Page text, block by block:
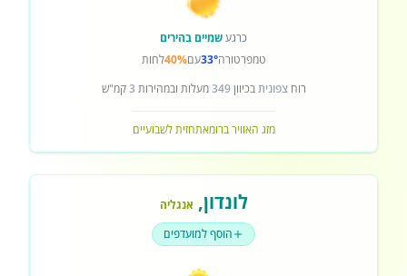
כרגעשמיים בהירים
טמפרטורה33°עם40%לחות
רוחצפוניתבכיוון349מעלות ובמהירות 3קמ"ש
מזג האוויר ברומאתחזית לשבועיים
לונדון, אנגליה
הוסף למועדפים